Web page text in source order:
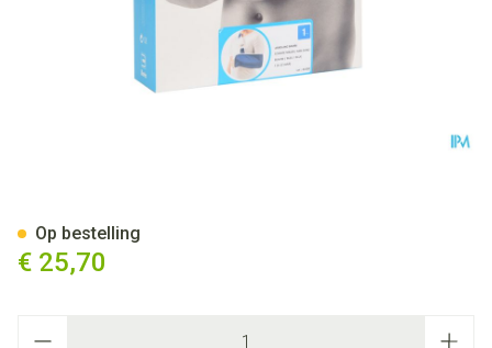
€ 25,70
Op bestelling